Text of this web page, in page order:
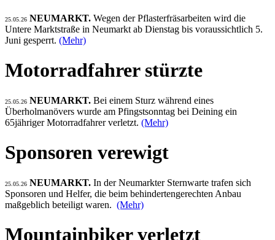
25.05.26 NEUMARKT. Wegen der Pflasterfräsarbeiten wird die
Untere Marktstraße in Neumarkt ab Dienstag bis voraussichtlich 5.
Juni gesperrt. (Mehr)
Motorradfahrer stürzte
25.05.26 NEUMARKT. Bei einem Sturz während eines
Überholmanövers wurde am Pfingstsonntag bei Deining ein
65jähriger Motorradfahrer verletzt. (Mehr)
Sponsoren verewigt
25.05.26 NEUMARKT. In der Neumarkter Sternwarte trafen sich
Sponsoren und Helfer, die beim behindertengerechten Anbau
maßgeblich beteiligt waren. (Mehr)
Mountainbiker verletzt